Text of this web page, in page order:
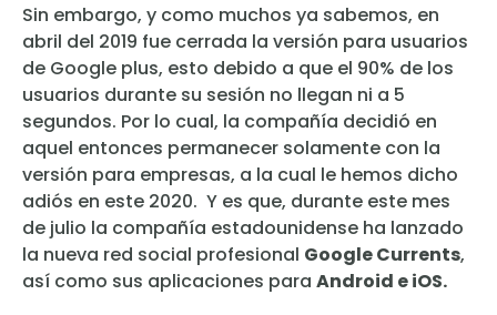
Sin embargo, y como muchos ya sabemos, en
abril del 2019 fue cerrada la versión para usuarios
de Google plus, esto debido a que el 90% de los
usuarios durante su sesión no llegan ni a 5
segundos. Por lo cual, la compañía decidió en
aquel entonces permanecer solamente con la
versión para empresas, a la cual le hemos dicho
adiós en este 2020. Y es que, durante este mes
de julio la compañía estadounidense ha lanzado
la nueva red social profesional Google Currents,
así como sus aplicaciones para Android e iOS.